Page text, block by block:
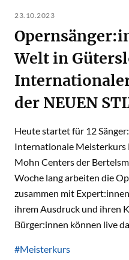
23.10.2023
Welt in
der NEUEN
Heute startet für 12
Internationale Meisterkurs
Mohn Centers der
Woche lang arbeiten die
zusammen mit
ihrem Ausdruck und ihren
Bürger:innen können live
#Meisterkurs